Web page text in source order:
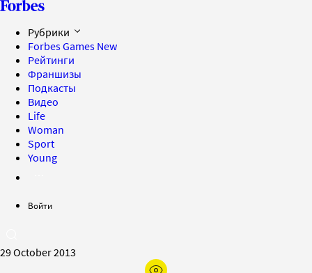
Рубрики
Forbes Games New
Рейтинги
Франшизы
Подкасты
Видео
Life
Woman
Sport
Young
Войти
29 October 2013